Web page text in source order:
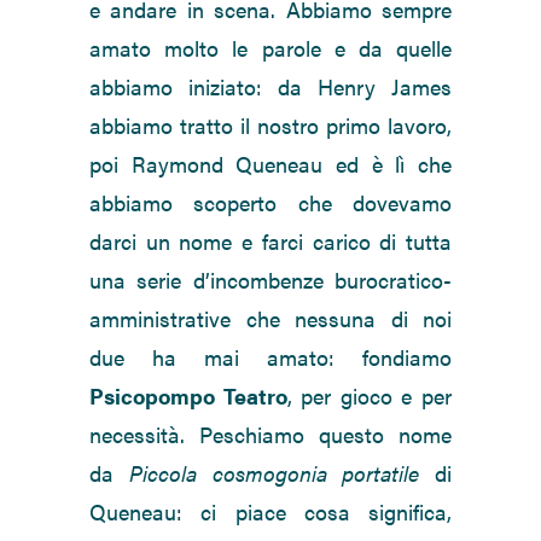
e andare in scena. Abbiamo sempre
amato molto le parole e da quelle
abbiamo iniziato: da Henry James
abbiamo tratto il nostro primo lavoro,
poi Raymond Queneau ed è lì che
abbiamo scoperto che dovevamo
darci un nome e farci carico di tutta
una serie d’incombenze burocratico-
amministrative che nessuna di noi
due ha mai amato: fondiamo
Psicopompo Teatro, per gioco e per
necessità. Peschiamo questo nome
da Piccola cosmogonia portatile di
Queneau: ci piace cosa significa,